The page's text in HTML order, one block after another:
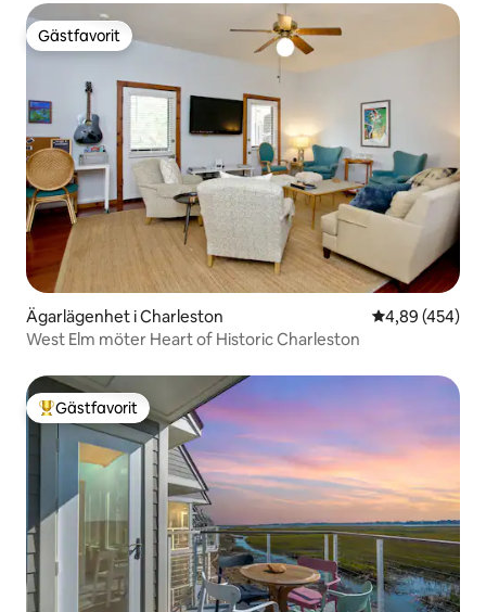
Gästfavorit
Gästfavorit
Ägarlägenhet i Charleston 4,89 av 5 i
4,89 (454)
West Elm möter Heart of Historic Charleston
Populär gästfavorit
Gästfavorit